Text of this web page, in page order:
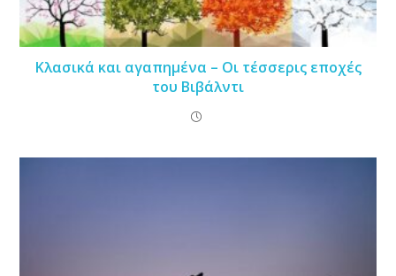
Κλασικά και αγαπημένα – Οι τέσσερις εποχές
του Βιβάλντι